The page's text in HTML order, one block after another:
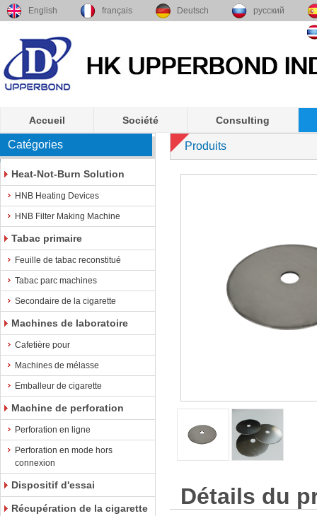
English français Deutsch русский
Accueil Société Consulting
Catégories
Heat-Not-Burn Solution
HNB Heating Devices
HNB Filter Making Machine
Tabac primaire
Feuille de tabac reconstitué
Tabac parc machines
Secondaire de la cigarette
Machines de laboratoire
Cafetière pour
Machines de mélasse
Emballeur de cigarette
Machine de perforation
Perforation en ligne
Perforation en mode hors
connexion
Dispositif d'essai
Récupération de la cigarette
Produits
Détails du